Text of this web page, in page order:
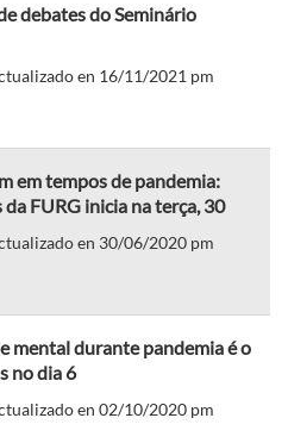
debates do Seminário
en 16/11/2021 pm
em tempos de pandemia:
FURG inicia na terça, 30
en 30/06/2020 pm
mental durante pandemia é o
no dia 6
en 02/10/2020 pm